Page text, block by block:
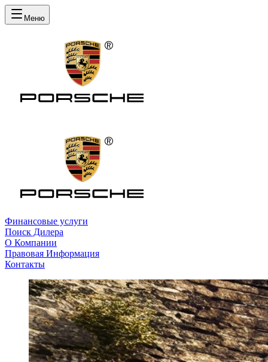
Меню
Финансовые услуги
Поиск Дилера
О Компании
Правовая Информация
Контакты